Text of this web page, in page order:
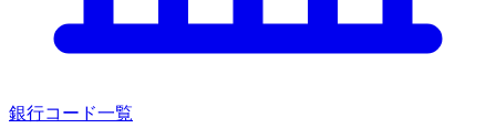
銀行コード一覧